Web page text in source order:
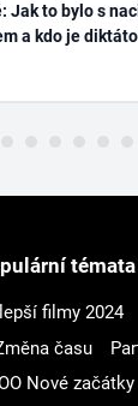
Jak to bylo s
a kdo je
témata
filmy 2024
času
Nové začátky